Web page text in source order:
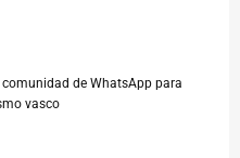
comunidad de WhatsApp para
vasco